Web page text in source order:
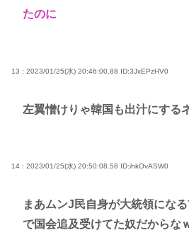
たのに
13 : 2023/01/25(水) 20:46:00.88 ID:3JxEPzHV0
左翼憎けりゃ韓国も出汁にする
14 : 2023/01/25(水) 20:50:08.58 ID:ihkOvASW0
まあムンJ民自身が大統領にな
で国会追及受けてた奴だからな